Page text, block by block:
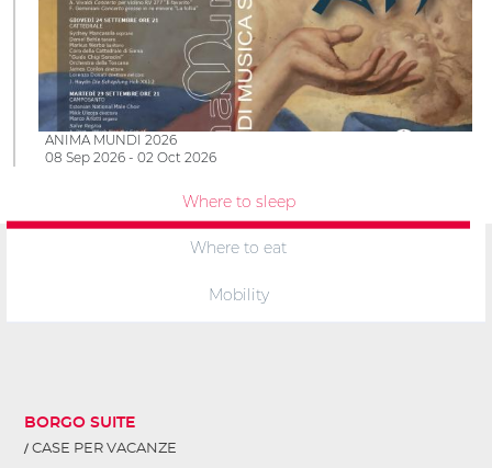
ANIMA MUNDI 2026
08 Sep 2026 - 02 Oct 2026
Where to sleep
Where to eat
Mobility
BORGO SUITE
CASE PER VACANZE